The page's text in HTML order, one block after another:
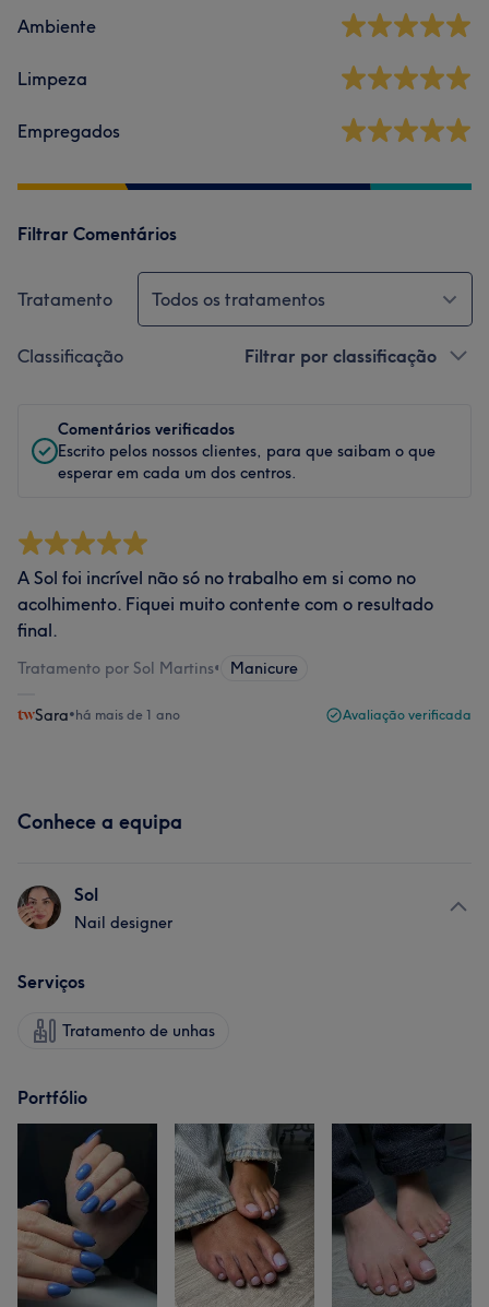
Ambiente
Limpeza
Empregados
Filtrar Comentários
Tratamento Todos os tratamentos
Classificação Filtrar por classificação
Comentários verificados
Escrito pelos nossos clientes, para que saibam o que
esperar em cada um dos centros.
A Sol foi incrível não só no trabalho em si como no
acolhimento. Fiquei muito contente com o resultado
final.
Tratamento por Sol Martins• Manicure
Sara•há mais de 1 ano Avaliação verificada
Conhece a equipa
Sol
Nail designer
Serviços
Tratamento de unhas
Portfólio